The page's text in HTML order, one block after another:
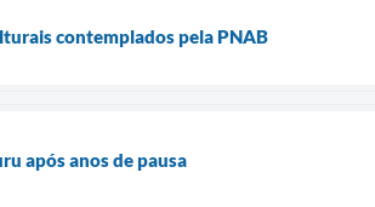
contemplados pela PNAB
após anos de pausa